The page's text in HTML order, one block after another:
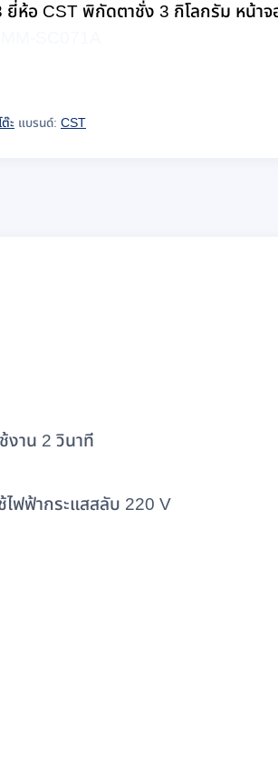
ห้อ CST พิกัดตาชั่ง 3 กิโลกรัม หน้า
ะ แบรนด์: CST
งาน 2 วินาที
ไฟฟ้ากระแสสลับ 220 V